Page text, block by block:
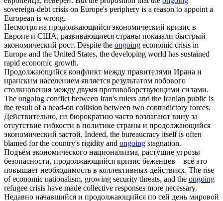
sovereign-debt crisis on Europe's periphery is a reason to appoint a
European is wrong.
Несмотря на продолжающийся экономический кризис в
Европе и США, развивающиеся страны показали быстрый
экономический рост. Despite the ongoing economic crisis in
Europe and the United States, the developing world has sustained
rapid economic growth.
Продолжающийся конфликт между правителями Ирана и
иранским населением является результатом лобового
столкновения между двумя противоборствующими силами.
The ongoing conflict between Iran's rulers and the Iranian public is
the result of a head-on collision between two contradictory forces.
Действительно, на бюрократию часто возлагают вину за
отсутствие гибкости в политике страны и продолжающийся
экономический застой. Indeed, the bureaucracy itself is often
blamed for the country's rigidity and ongoing stagnation.
Подъём экономического национализма, растущие угрозы
безопасности, продолжающийся кризис беженцев – всё это
повышает необходимость в коллективных действиях. The rise
of economic nationalism, growing security threats, and the ongoing
refugee crisis have made collective responses more necessary.
Недавно начавшийся и продолжающийся по сей день мировой